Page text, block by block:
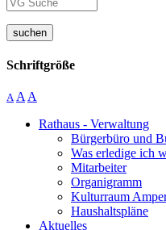
suchen
Schriftgröße
A A A
Rathaus - Verwaltung
Bürgerbüro und
Was erledige ich
Mitarbeiter
Organigramm
Kulturraum
Haushaltspläne
Aktuelles